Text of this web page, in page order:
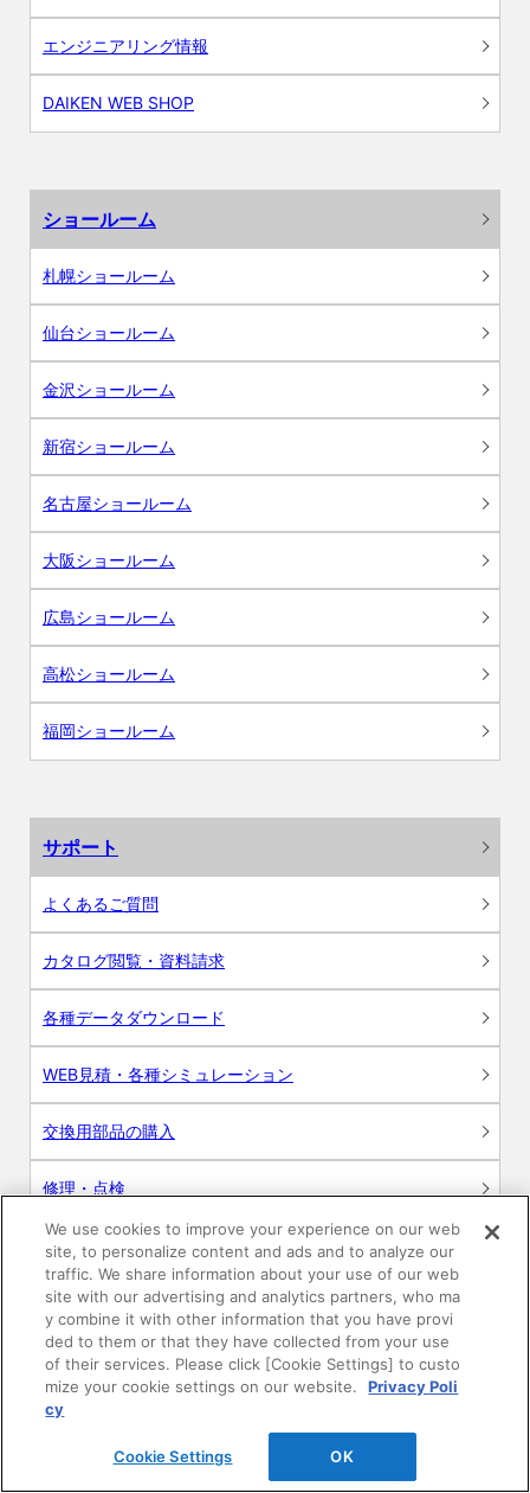
エンジニアリング情報
DAIKEN WEB SHOP
ショールーム
札幌ショールーム
仙台ショールーム
金沢ショールーム
新宿ショールーム
名古屋ショールーム
大阪ショールーム
広島ショールーム
高松ショールーム
福岡ショールーム
サポート
よくあるご質問
カタログ閲覧・資料請求
各種データダウンロード
WEB見積・各種シミュレーション
交換用部品の購入
修理・点検
お問い合わせ
ログイン
建築・設計関係者様向けサイト
ユーザー登録サービス
WEB見積システム
We use cookies to improve your experience on our web
site, to personalize content and ads and to analyze our
traffic. We share information about your use of our web
site with our advertising and analytics partners, who ma
y combine it with other information that you have provi
ded to them or that they have collected from your use
of their services. Please click [Cookie Settings] to custo
mize your cookie settings on our website.
Privacy Poli
cy
Cookie Settings OK